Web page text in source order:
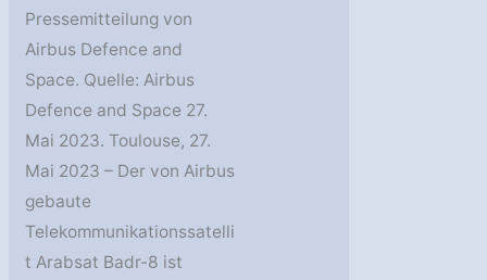
Pressemitteilung von
Airbus Defence and
Space. Quelle: Airbus
Defence and Space 27.
Mai 2023. Toulouse, 27.
Mai 2023 – Der von Airbus
gebaute
Telekommunikationssatelli
t Arabsat Badr-8 ist